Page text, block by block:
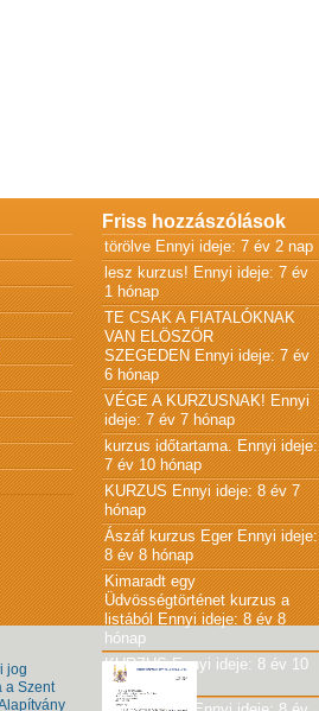
Friss hozzászólások
törölve Ennyi ideje: 7 év 2 nap
lesz kurzus! Ennyi ideje: 7 év
1 hónap
TE CSAK A FIATALÓKNAK
VAN ELÖSZÖR
SZEGEDEN Ennyi ideje: 7 év
6 hónap
VÉGE A KURZUSNAK! Ennyi
ideje: 7 év 7 hónap
kurzus időtartama. Ennyi ideje:
7 év 10 hónap
KURZUS Ennyi ideje: 8 év 7
hónap
Ászáf kurzus Eger Ennyi ideje:
8 év 8 hónap
Kimaradt egy
Üdvösségtörténet kurzus a
listából Ennyi ideje: 8 év 8
hónap
KURZUS Ennyi ideje: 8 év 10
hónap
jog
a Szent